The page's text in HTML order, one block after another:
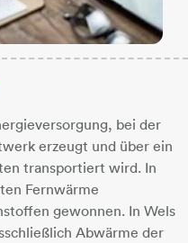
bei der
erzeugt und über ein
transportiert wird. In
Fernwärme
gewonnen. In Wels
Abwärme der